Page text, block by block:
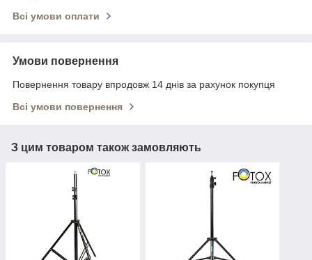
Всі умови оплати
Умови повернення
Повернення товару впродовж 14 днів за рахунок покупця
Всі умови повернення
З цим товаром також замовляють